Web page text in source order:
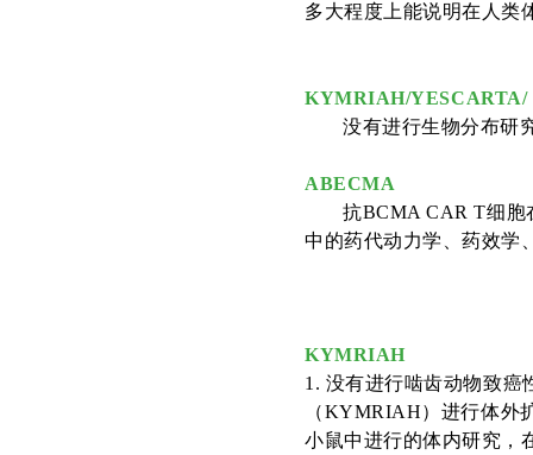
多大程度上能说明在人类
KYMRIAH/YESCARTA/
没有进行生物分布研
ABECMA
抗BCMA CAR T细胞
中的药代动力学、药效学
KYMRIAH
1 . 没有进行啮齿动物致癌
（KYMRIAH）进行体外
小鼠中进行的体内研究，